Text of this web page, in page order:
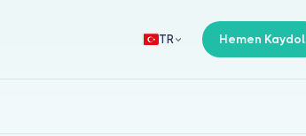
TR Hemen Kaydol